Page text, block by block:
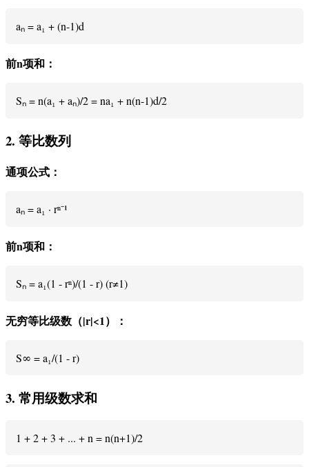
aₙ = a₁ + (n-1)d
前n项和：
Sₙ = n(a₁ + aₙ)/2 = na₁ + n(n-1)d/2
2. 等比数列
通项公式：
aₙ = a₁ · rⁿ⁻¹
前n项和：
Sₙ = a₁(1 - rⁿ)/(1 - r) (r≠1)
无穷等比级数（|r|<1）：
S∞ = a₁/(1 - r)
3. 常用级数求和
1 + 2 + 3 + ... + n = n(n+1)/2